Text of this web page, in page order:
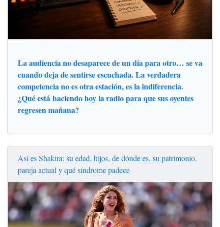
La audiencia no desaparece de un día para otro… se va
cuando deja de sentirse escuchada. La verdadera
competencia no es otra estación, es la indiferencia.
¿Qué está haciendo hoy la radio para que sus oyentes
regresen mañana?
Así es Shakira: su edad, hijos, de dónde es, su patrimonio,
pareja actual y qué síndrome padece